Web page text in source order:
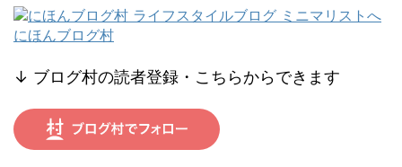
にほんブログ村
↓ ブログ村の読者登録・こちらからできます